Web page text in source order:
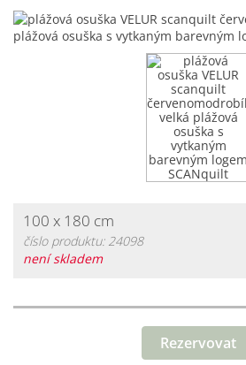
100 x 180 cm
číslo produktu: 24098
není skladem
Rezervovat